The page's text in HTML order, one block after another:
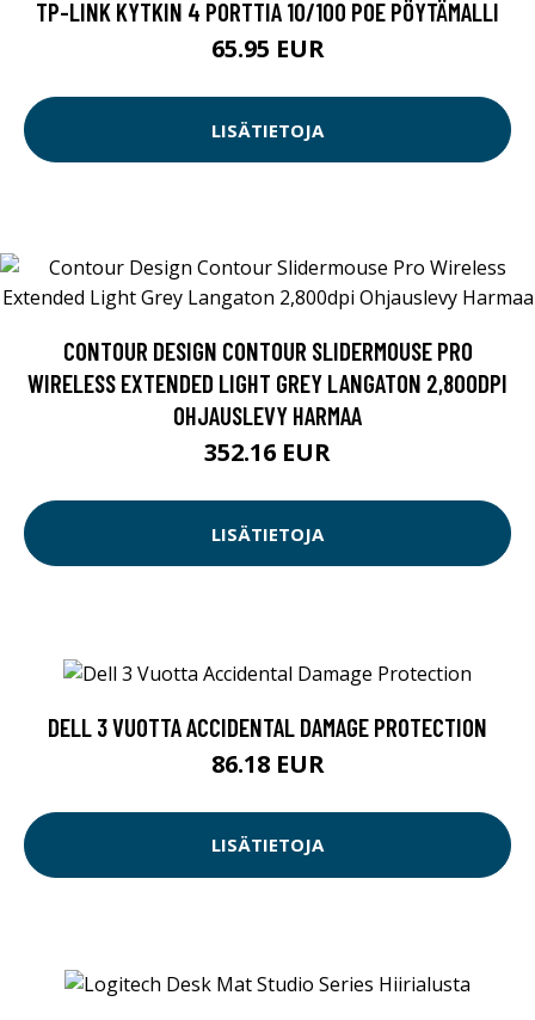
TP-LINK KYTKIN 4 PORTTIA 10/100 POE PÖYTÄMALLI
65.95 EUR
LISÄTIETOJA
CONTOUR DESIGN CONTOUR SLIDERMOUSE PRO
WIRELESS EXTENDED LIGHT GREY LANGATON 2,800DPI
OHJAUSLEVY HARMAA
352.16 EUR
LISÄTIETOJA
DELL 3 VUOTTA ACCIDENTAL DAMAGE PROTECTION
86.18 EUR
LISÄTIETOJA